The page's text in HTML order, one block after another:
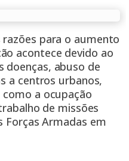
razões para o aumento
acontece devido ao
doenças, abuso de
a centros urbanos,
a ocupação
de missões
Forças Armadas em